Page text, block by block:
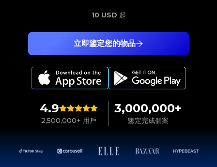
4.9
2,500,000+ 用戶
3,000,000+
鑒定完成個案
立即鑒定您的物品
10 USD 起